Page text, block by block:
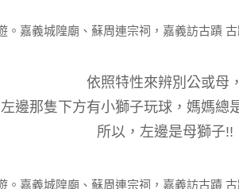
依照特性來辨別公或母，
左邊那隻下方有小獅子玩球，媽媽總
所以，左邊是母獅子!!